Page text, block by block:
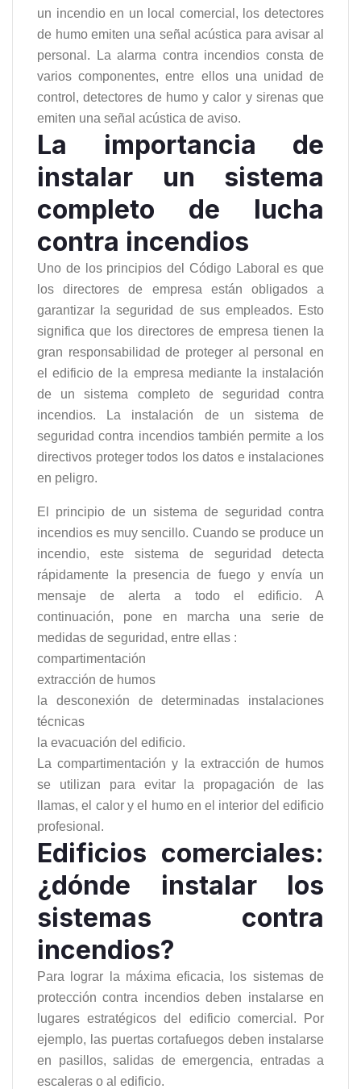
un incendio en un local comercial, los detectores
de humo emiten una señal acústica para avisar al
personal. La alarma contra incendios consta de
varios componentes, entre ellos una unidad de
control, detectores de humo y calor y sirenas que
emiten una señal acústica de aviso.
La importancia de
instalar un sistema
completo de lucha
contra incendios
Uno de los principios del Código Laboral es que
los directores de empresa están obligados a
garantizar la seguridad de sus empleados. Esto
significa que los directores de empresa tienen la
gran responsabilidad de proteger al personal en
el edificio de la empresa mediante la instalación
de un sistema completo de seguridad contra
incendios. La instalación de un sistema de
seguridad contra incendios también permite a los
directivos proteger todos los datos e instalaciones
en peligro.
El principio de un sistema de seguridad contra
incendios es muy sencillo. Cuando se produce un
incendio, este sistema de seguridad detecta
rápidamente la presencia de fuego y envía un
mensaje de alerta a todo el edificio. A
continuación, pone en marcha una serie de
medidas de seguridad, entre ellas :
compartimentación
extracción de humos
la desconexión de determinadas instalaciones
técnicas
la evacuación del edificio.
La compartimentación y la extracción de humos
se utilizan para evitar la propagación de las
llamas, el calor y el humo en el interior del edificio
profesional.
Edificios comerciales:
¿dónde instalar los
sistemas contra
incendios?
Para lograr la máxima eficacia, los sistemas de
protección contra incendios deben instalarse en
lugares estratégicos del edificio comercial. Por
ejemplo, las puertas cortafuegos deben instalarse
en pasillos, salidas de emergencia, entradas a
escaleras o al edificio.